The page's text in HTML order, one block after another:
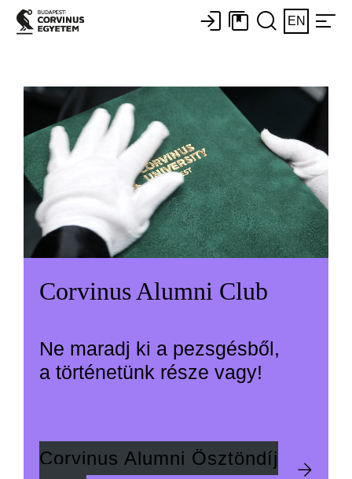
EN
Corvinus Alumni Club
Ne maradj ki a pezsgésből,
a történetünk része vagy!
Corvinus Alumni Ösztöndíj